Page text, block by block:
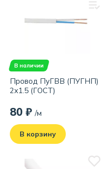
В наличии
Провод ПуГВВ (ПУГНП)
2x1.5 (ГОСТ)
80 ₽ /м
В корзину